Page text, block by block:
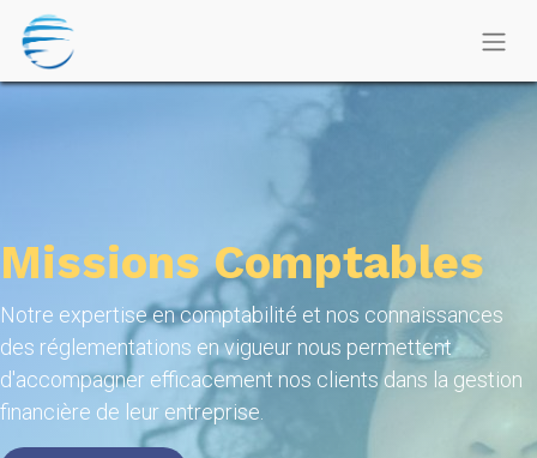
Missions Comptables
Notre expertise en comptabilité et nos connaissances
des réglementations en vigueur nous permettent
d'accompagner efficacement nos clients dans la gestion
financière de leur entreprise.